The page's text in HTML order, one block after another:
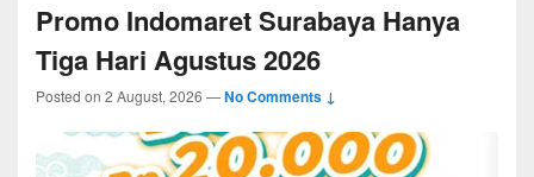
Promo Indomaret Surabaya Hanya
Tiga Hari Agustus 2026
Posted on 2 August, 2026 —No Comments ↓